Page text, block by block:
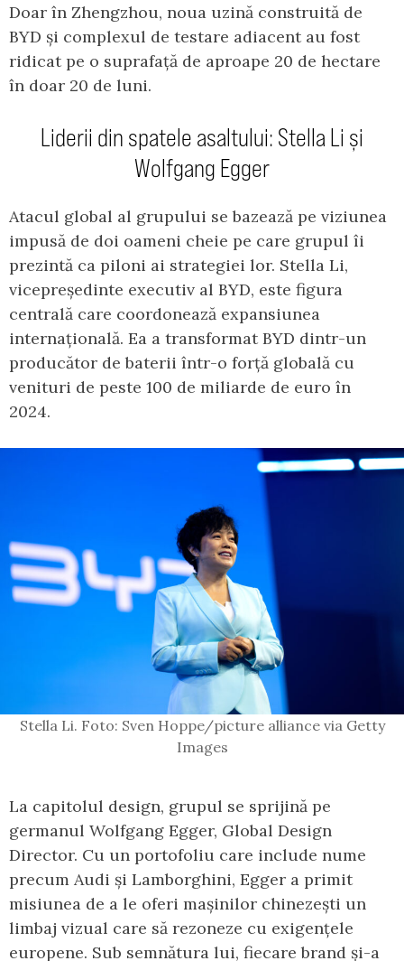
Doar în Zhengzhou, noua uzină construită de
BYD și complexul de testare adiacent au fost
ridicat pe o suprafață de aproape 20 de hectare
în doar 20 de luni.
Liderii din spatele asaltului: Stella Li și
Wolfgang Egger
Atacul global al grupului se bazează pe viziunea
impusă de doi oameni cheie pe care grupul îi
prezintă ca piloni ai strategiei lor. Stella Li,
vicepreședinte executiv al BYD, este figura
centrală care coordonează expansiunea
internațională. Ea a transformat BYD dintr-un
producător de baterii într-o forță globală cu
venituri de peste 100 de miliarde de euro în
2024.
Stella Li. Foto: Sven Hoppe/picture alliance via Getty
Images
La capitolul design, grupul se sprijină pe
germanul Wolfgang Egger, Global Design
Director. Cu un portofoliu care include nume
precum Audi și Lamborghini, Egger a primit
misiunea de a le oferi mașinilor chinezești un
limbaj vizual care să rezoneze cu exigențele
europene. Sub semnătura lui, fiecare brand și-a